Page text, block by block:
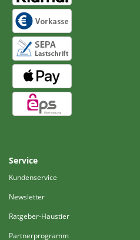
Service
Kundenservice
Newsletter
Ratgeber-Haustier
Partnerprogramm